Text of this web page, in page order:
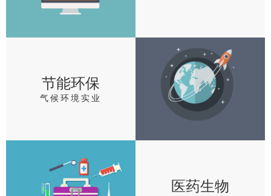
节能环保
气候环境实业
医药生物